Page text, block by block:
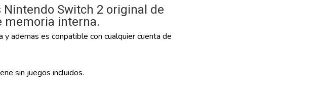
Nintendo Switch 2 original de
memoria interna.
y ademas es conpatible con cualquier cuenta de
sin juegos incluidos.